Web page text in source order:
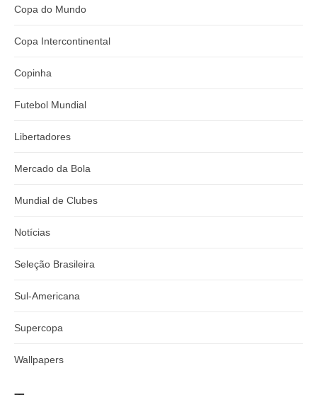
Copa do Mundo
Copa Intercontinental
Copinha
Futebol Mundial
Libertadores
Mercado da Bola
Mundial de Clubes
Notícias
Seleção Brasileira
Sul-Americana
Supercopa
Wallpapers